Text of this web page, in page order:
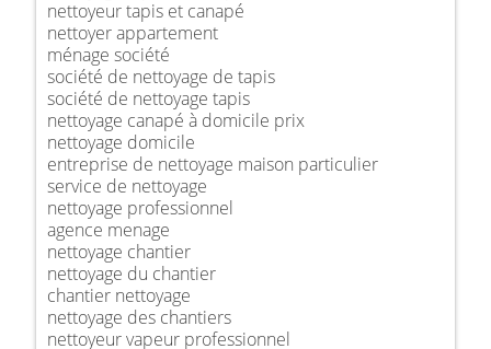
nettoyeur tapis et canapé
nettoyer appartement
ménage société
société de nettoyage de tapis
société de nettoyage tapis
nettoyage canapé à domicile prix
nettoyage domicile
entreprise de nettoyage maison particulier
service de nettoyage
nettoyage professionnel
agence menage
nettoyage chantier
nettoyage du chantier
chantier nettoyage
nettoyage des chantiers
nettoyeur vapeur professionnel